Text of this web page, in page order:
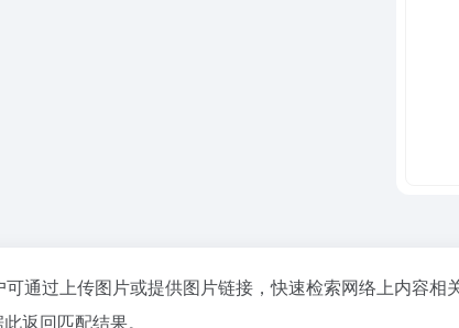
可通过上传图片或提供图片链接，快速检索网络上内容
返回匹配结果。